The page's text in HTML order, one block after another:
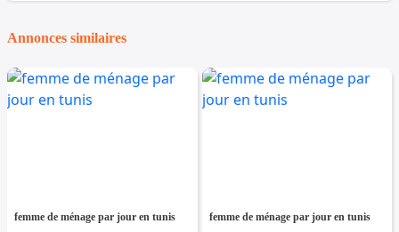
Annonces similaires
femme de ménage par jour en tunis femme de ménage par jour en tunis